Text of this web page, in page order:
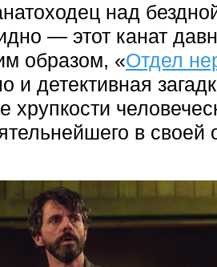
над
— этот канат
образом, «Отдел
и детективная
хрупкости
в своей